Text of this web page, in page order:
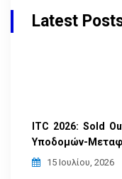
Latest
ITC 2026: Sold
Υποδομών-
15 Ιουλίου, 2026